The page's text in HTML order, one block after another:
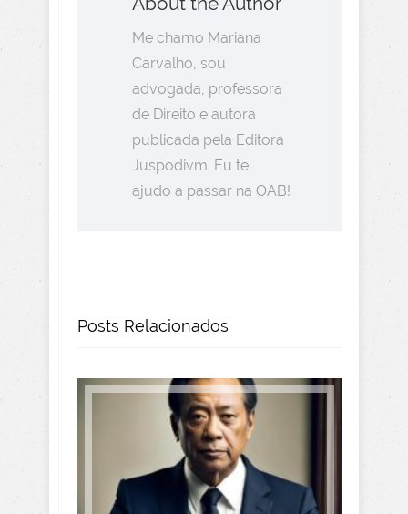
Me chamo Mariana
Carvalho, sou
advogada, professora
de Direito e autora
publicada pela Editora
Juspodivm. Eu te
ajudo a passar na OAB!
Posts Relacionados